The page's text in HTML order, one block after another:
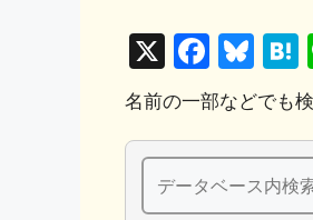
X
F
a
c
e
b
Bl
u
e
s
k
名前の一部などでも
検
索: